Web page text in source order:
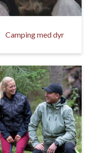
Camping med dyr